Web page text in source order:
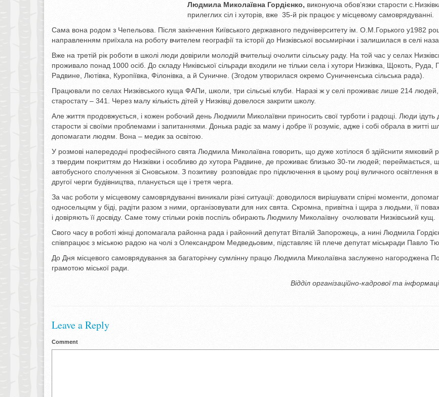
Людмила Миколаївна Гордієнко, виконуюча обов’язки старости
прилеглих сіл і хуторів, вже 35-й рік працює у місцевому самоврядуванні.
Сама вона родом з Чепельова. Після закінчення Київського державного педуніверситету ім. О.М.Горького у1982
направленням приїхала на роботу вчителем географії та історії до Низківської восьмирічки і залишилася в селі
Вже на третій рік роботи в школі люди довірили молодій вчительці очолити сільську раду. На той час у селах
проживало понад 1000 осіб. До складу Никівської сільради входили не тільки села і хутори Низківка, Щокоть, Руда,
Радвине, Лютівка, Куропіївка, Філонівка, а й Суничне. (Згодом утворилася окремо Суничненська сільська рада).
Працювали по селах Низківського куща ФАПи, школи, три сільські клуби. Наразі ж у селі проживає лише 214
старостату – 341. Через малу кількість дітей у Низківці довелося закрити школу.
Але життя продовжується, і кожен робочий день Людмили Миколаївни приносить свої турботи і радощі. Люди ідуть
старости зі своїми проблемами і запитаннями. Донька радіє за маму і добре її розуміє, адже і собі обрала в житті
допомагати людям. Вона – медик за освітою.
У розмові напередодні професійного свята Людмила Миколаївна говорить, що дуже хотілося б здійснити ямковий
з твердим покриттям до Низківки і особливо до хутора Радвине, де проживає близько 30-ти людей; переймається,
автобусного сполучення зі Сновськом. З позитиву розповідає про підключення в цьому році вуличного освітлення
другої черги будівництва, планується ще і третя черга.
За час роботи у місцевому самоврядуванні виникали різні ситуації: доводилося вирішувати спірні моменти,
односельцям у біді, радіти разом з ними, організовувати для них свята. Скромна, привітна і щира з людьми, її
і довіряють її досвіду. Саме тому стільки років поспіль обирають Людмилу Миколаївну очолювати Низківський кущ.
Свого часу в роботі жінці допомагала районна рада і районний депутат Віталій Запорожець, а нині Людмила
співпрацює з міською радою на чолі з Олександром Медведьовим, підставляє їй плече депутат міськради Павло
До Дня місцевого самоврядування за багаторічну сумлінну працю Людмила Миколаївна заслужено нагороджена
грамотою міської ради.
Відділ організаційно-кадрової та
Leave a Reply
Comment